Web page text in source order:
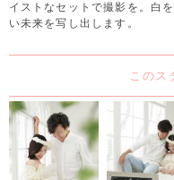
イストなセットで撮影を。白
い未来を写し出します。
このス